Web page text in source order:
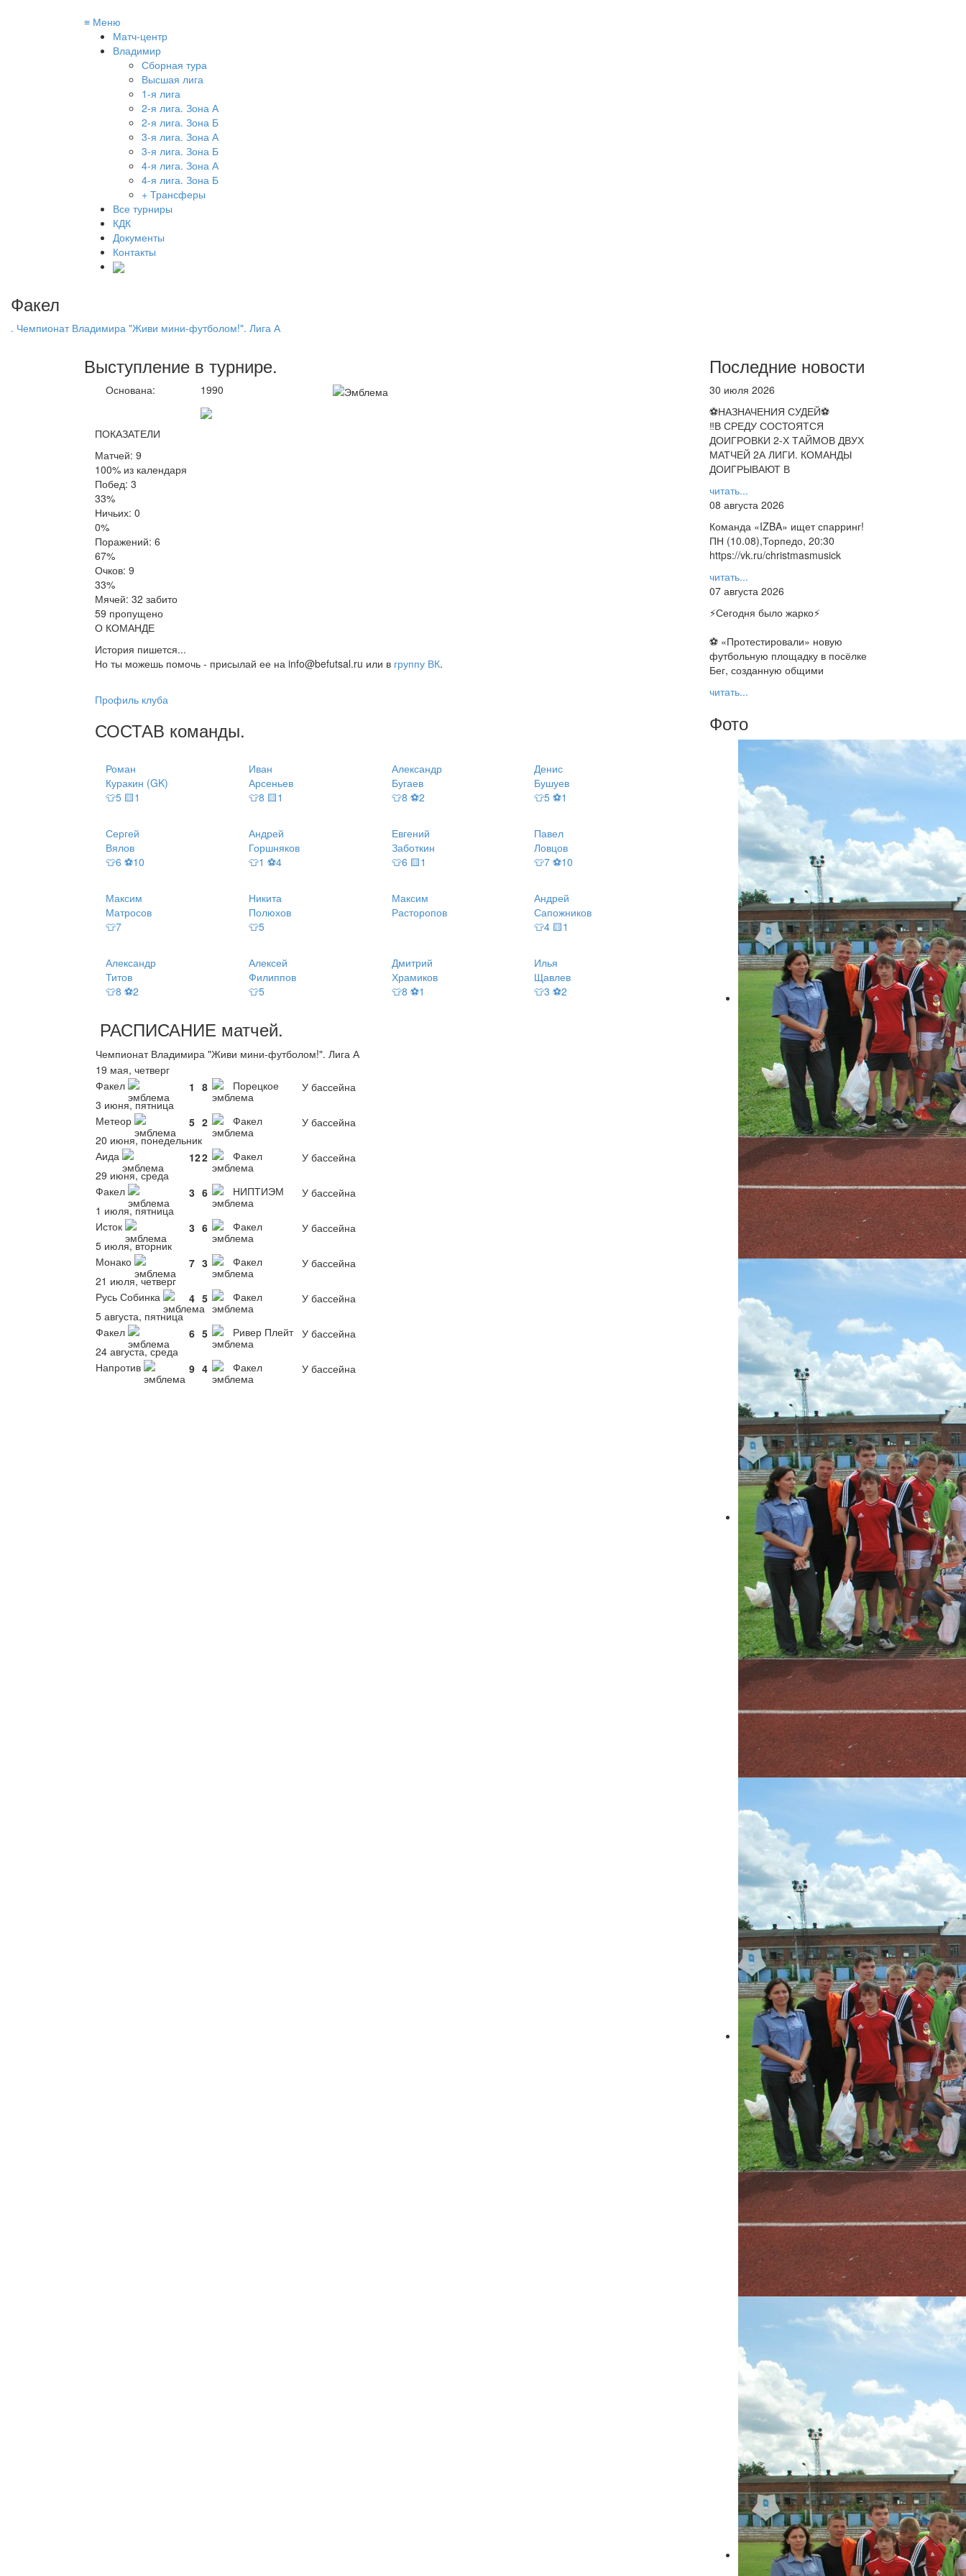
≡ Меню
Матч-центр
Владимир
Сборная тура
Высшая лига
1-я лига
2-я лига. Зона А
2-я лига. Зона Б
3-я лига. Зона А
3-я лига. Зона Б
4-я лига. Зона А
4-я лига. Зона Б
+ Трансферы
Все турниры
КДК
Документы
Контакты
Факел
. Чемпионат Владимира "Живи мини-футболом!". Лига А
Выступление в турнире.
Основана: 1990
ПОКАЗАТЕЛИ
Матчей: 9
100% из календаря
Побед: 3
33%
Ничьих: 0
0%
Поражений: 6
67%
Очков: 9
33%
Мячей: 32 забито
59 пропущено
О КОМАНДЕ
История пишется...
Но ты можешь помочь - присылай ее на info@befutsal.ru или в группу ВК.
Профиль клуба
СОСТАВ команды.
Роман
Куракин (GK)
👕5 🟨1
Иван
Арсеньев
👕8 🟨1
Александр
Бугаев
👕8 ⚽2
Денис
Бушуев
👕5 ⚽1
Сергей
Вялов
👕6 ⚽10
Андрей
Горшняков
👕1 ⚽4
Евгений
Заботкин
👕6 🟨1
Павел
Ловцов
👕7 ⚽10
Максим
Матросов
👕7
Никита
Полюхов
👕5
Максим
Расторопов
Андрей
Сапожников
👕4 🟨1
Александр
Титов
👕8 ⚽2
Алексей
Филиппов
👕5
Дмитрий
Храмиков
👕8 ⚽1
Илья
Щавлев
👕3 ⚽2
РАСПИСАНИЕ матчей.
Чемпионат Владимира "Живи мини-футболом!". Лига А
19 мая, четверг
Факел
1 8 Порецкое
У бассейна
3 июня, пятница
Метеор
5 2 Факел
У бассейна
20 июня, понедельник
Аида
122 Факел
У бассейна
29 июня, среда
Факел
3 6 НИПТИЭМ
У бассейна
1 июля, пятница
Исток
3 6 Факел
У бассейна
5 июля, вторник
Монако
7 3 Факел
У бассейна
21 июля, четверг
Русь Собинка
4 5 Факел
У бассейна
5 августа, пятница
Факел
6 5 Ривер Плейт У бассейна
24 августа, среда
Напротив
9 4 Факел У бассейна
Последние новости
30 июля 2026
⚽НАЗНАЧЕНИЯ СУДЕЙ⚽
‼В СРЕДУ СОСТОЯТСЯ
ДОИГРОВКИ 2-Х ТАЙМОВ ДВУХ
МАТЧЕЙ 2А ЛИГИ. КОМАНДЫ
ДОИГРЫВАЮТ В
читать...
08 августа 2026
Команда «IZBA» ищет спарринг!
ПН (10.08),Торпедо, 20:30
https://vk.ru/christmasmusick
читать...
07 августа 2026
⚡️Сегодня было жарко⚡️
⚽ ️«Протестировали» новую
футбольную площадку в посёлке
Бег, созданную общими
читать...
Фото